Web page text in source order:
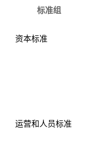
标准组
资本标准
运营和人员标准